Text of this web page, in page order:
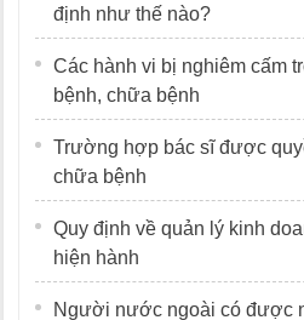
định như thế nào?
Các hành vi bị nghiêm cấm
bệnh, chữa bệnh
Trường hợp bác sĩ được
chữa bệnh
Quy định về quản lý kinh
hiện hành
Người nước ngoài có được